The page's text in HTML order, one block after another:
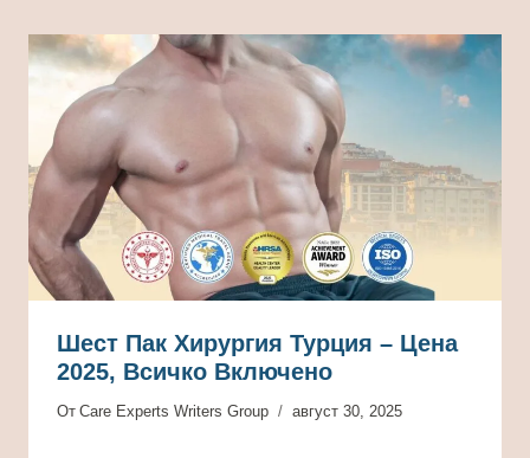
Шест Пак Хирургия Турция – Цена
2025, Всичко Включено
От Care Experts Writers Group август 30, 2025